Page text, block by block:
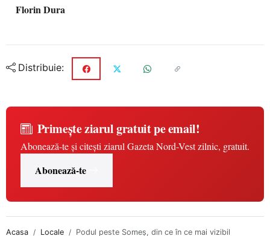
Florin Dura
Distribuie:
Primește ziarul gratuit pe email!
Abonează-te și citești ziarul Gazeta Nord-Vest zilnic, gratuit.
Abonează-te
Acasa Locale Podul peste Someş, din ce în ce mai vizibil